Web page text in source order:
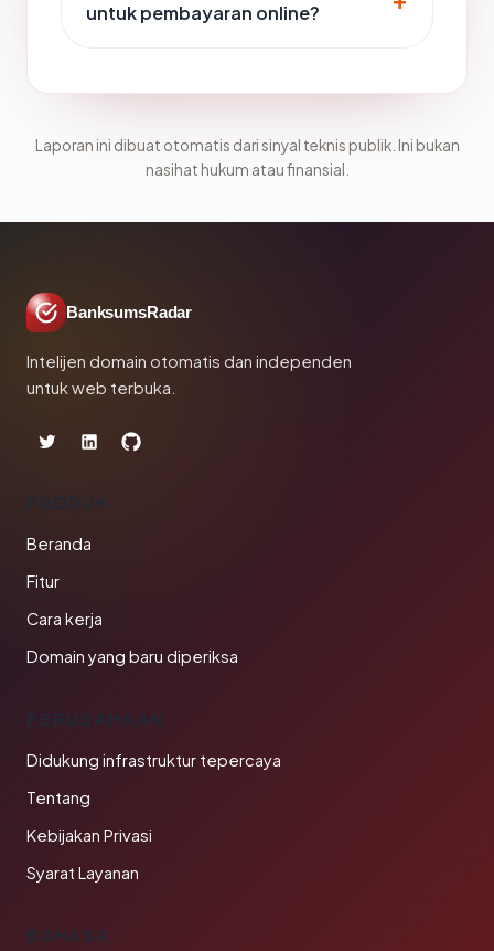
untuk pembayaran online?
Laporan ini dibuat otomatis dari sinyal teknis publik. Ini bukan
nasihat hukum atau finansial.
BanksumsRadar
Intelijen domain otomatis dan independen
untuk web terbuka.
PRODUK
Beranda
Fitur
Cara kerja
Domain yang baru diperiksa
PERUSAHAAN
Didukung infrastruktur tepercaya
Tentang
Kebijakan Privasi
Syarat Layanan
BAHASA